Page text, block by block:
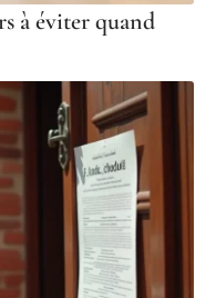
à éviter quand